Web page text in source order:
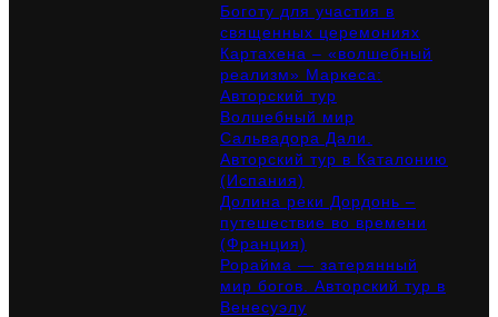
Боготу для участия в
священных церемониях
Картахена – «волшебный
реализм» Маркеса:
Авторский тур
Волшебный мир
Сальвадора Дали.
Авторский тур в Каталонию
(Испания)
Долина реки Дордонь –
путешествие во времени
(Франция)
Рорайма — затерянный
мир богов. Авторский тур в
Венесуэлу